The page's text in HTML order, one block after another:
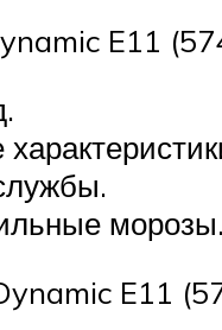
E11
морозы.
E11